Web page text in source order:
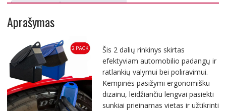
Aprašymas
Šis 2 dalių rinkinys skirtas
efektyviam automobilio padangų ir
ratlankių valymui bei poliravimui.
Kempinės pasižymi ergonomišku
dizainu, leidžiančiu lengvai pasiekti
sunkiai prieinamas vietas ir užtikrinti